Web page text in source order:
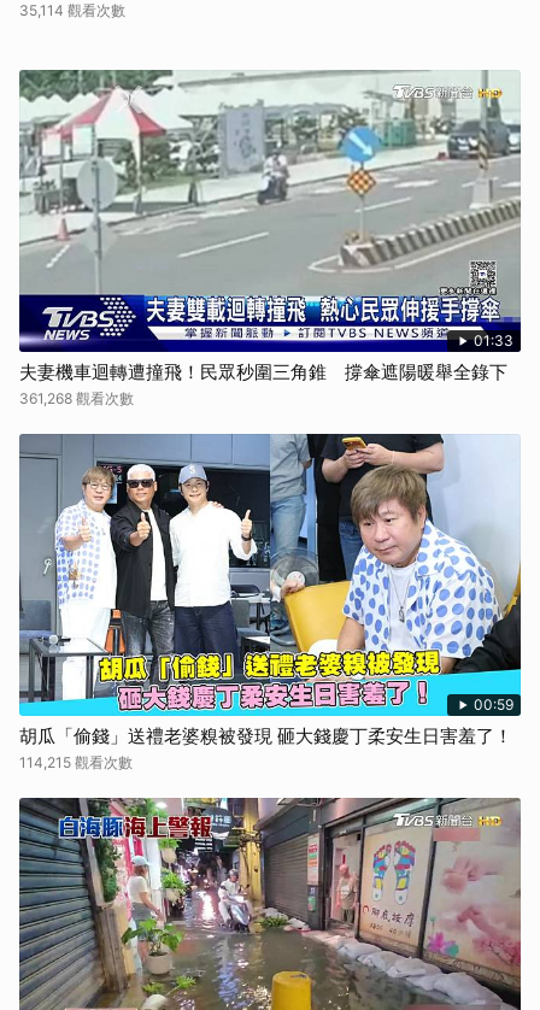
35,114 觀看次數
01:33
夫妻機車迴轉遭撞飛！民眾秒圍三角錐 撐傘遮陽暖舉全錄下
361,268 觀看次數
00:59
胡瓜「偷錢」送禮老婆糗被發現 砸大錢慶丁柔安生日害羞了！
114,215 觀看次數